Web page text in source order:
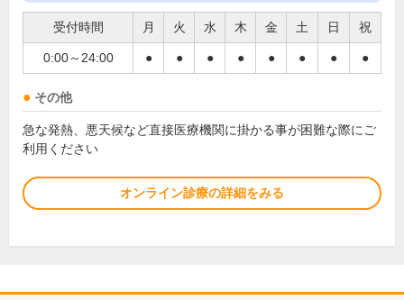
受付時間 月 火 水 木 金 土 日 祝
0:00～24:00 ● ● ● ● ● ● ● ●
その他
急な発熱、悪天候など直接医療機関に掛かる事が困難な際にご
利用ください
オンライン診療の詳細をみる